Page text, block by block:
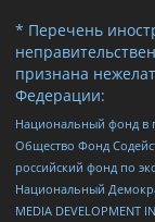
* Перечень
признана
Федерации:
Национальный фонд в
Общество Фонд
российский фонд по
Национальный
MEDIA DEVELOPMENT